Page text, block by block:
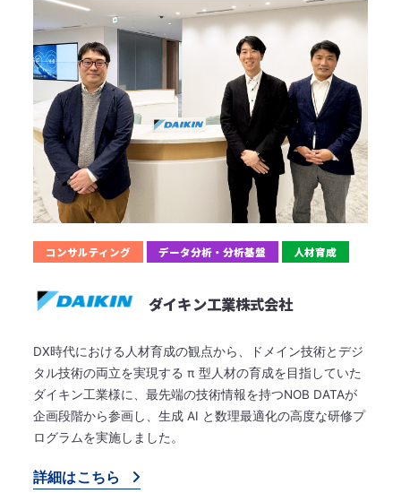
コンサルティング データ分析・分析基盤 人材育成
ダイキン工業株式会社
DX時代における人材育成の観点から、ドメイン技術とデジ
タル技術の両立を実現する π 型人材の育成を目指していた
ダイキン工業様に、最先端の技術情報を持つNOB DATAが
企画段階から参画し、生成 AI と数理最適化の高度な研修プ
ログラムを実施しました。
詳細はこちら